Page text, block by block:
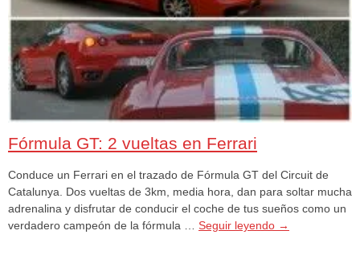
Fórmula GT: 2 vueltas en Ferrari
Conduce un Ferrari en el trazado de Fórmula GT del Circuit de
Catalunya. Dos vueltas de 3km, media hora, dan para soltar mucha
adrenalina y disfrutar de conducir el coche de tus sueños como un
verdadero campeón de la fórmula … Seguir leyendo →